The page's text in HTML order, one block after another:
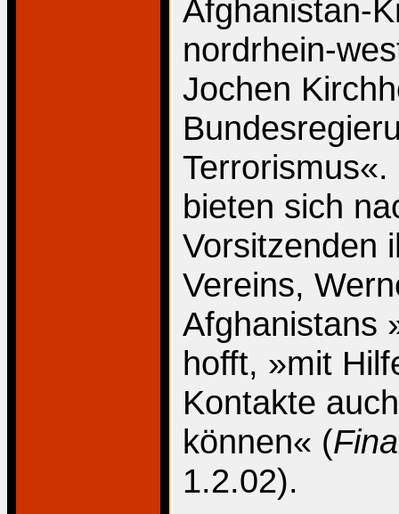
Afghanistan-
nordrhein-
Jochen
bieten sich
Vorsitzenden
Vereins,
Afghanistans
hofft, »mit
Kontakte
können« (
1.2.02).